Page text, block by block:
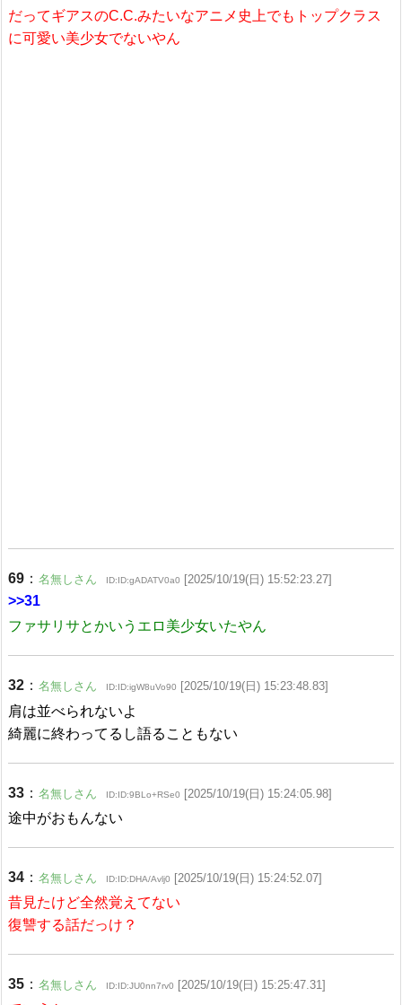
だってギアスのC.C.みたいなアニメ史上でもトップクラス
に可愛い美少女でないやん
69 ： 名無しさん ID:ID:gADATV0a0 [2025/10/19(日) 15:52:23.27]
>>31
ファサリサとかいうエロ美少女いたやん
32 ： 名無しさん ID:ID:igW8uVo90 [2025/10/19(日) 15:23:48.83]
肩は並べられないよ
綺麗に終わってるし語ることもない
33 ： 名無しさん ID:ID:9BLo+RSe0 [2025/10/19(日) 15:24:05.98]
途中がおもんない
34 ： 名無しさん ID:ID:DHA/Avlj0 [2025/10/19(日) 15:24:52.07]
昔見たけど全然覚えてない
復讐する話だっけ？
35 ： 名無しさん ID:ID:JU0nn7rv0 [2025/10/19(日) 15:25:47.31]